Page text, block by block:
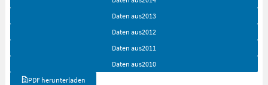
Daten aus2013
Daten aus2012
Daten aus2011
Daten aus2010
PDF herunterladen